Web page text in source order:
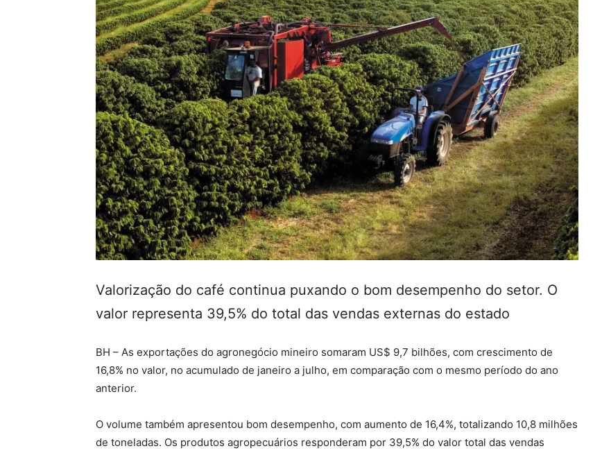
Valorização do café continua puxando o bom desempenho do setor. O
valor representa 39,5% do total das vendas externas do estado
BH – As exportações do agronegócio mineiro somaram US$ 9,7 bilhões, com crescimento de
16,8% no valor, no acumulado de janeiro a julho, em comparação com o mesmo período do ano
anterior.
O volume também apresentou bom desempenho, com aumento de 16,4%, totalizando 10,8 milhões
de toneladas. Os produtos agropecuários responderam por 39,5% do valor total das vendas